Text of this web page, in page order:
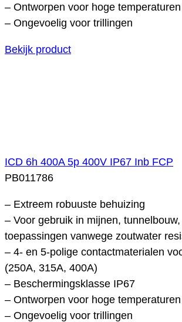
– Ontworpen voor hoge temperaturen
– Ongevoelig voor trillingen
Bekijk product
ICD 6h 400A 5p 400V IP67 Inb FCP
PB011786
– Extreem robuuste behuizing
– Voor gebruik in mijnen,
toepassingen vanwege zoutwater
– 4- en 5-polige contactmaterialen
(250A, 315A, 400A)
– Beschermingsklasse IP67
– Ontworpen voor hoge temperaturen
– Ongevoelig voor trillingen